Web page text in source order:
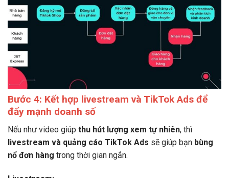
Bước 4: Kết hợp livestream và TikTok Ads để
đẩy mạnh doanh số
Nếu như video giúp thu hút lượng xem tự nhiên, thì
livestream và quảng cáo TikTok Ads sẽ giúp bạn bùng
nổ đơn hàng trong thời gian ngắn.